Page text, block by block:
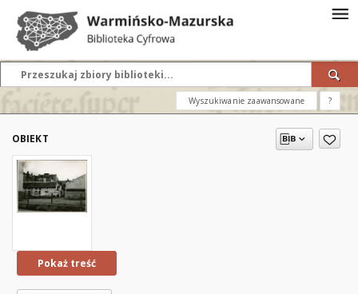
Wyszukiwanie zaawansowane ?
OBIEKT
Pokaż treść